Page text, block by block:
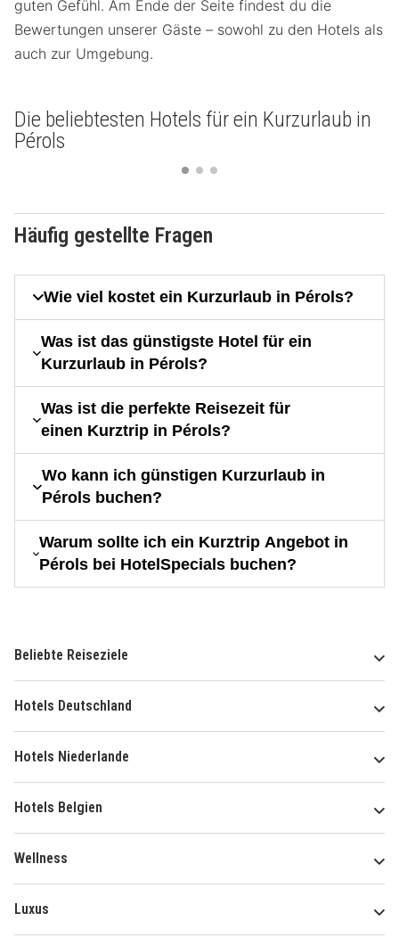
guten Gefühl. Am Ende der Seite findest du die
Bewertungen unserer Gäste – sowohl zu den Hotels als
auch zur Umgebung.
Die beliebtesten Hotels für ein Kurzurlaub in
Pérols
Häufig gestellte Fragen
Wie viel kostet ein Kurzurlaub in Pérols?
Was ist das günstigste Hotel für ein
Kurzurlaub in Pérols?
Was ist die perfekte Reisezeit für
einen Kurztrip in Pérols?
Wo kann ich günstigen Kurzurlaub in
Pérols buchen?
Warum sollte ich ein Kurztrip Angebot in
Pérols bei HotelSpecials buchen?
Beliebte Reiseziele
Hotels Deutschland
Hotels Niederlande
Hotels Belgien
Wellness
Luxus